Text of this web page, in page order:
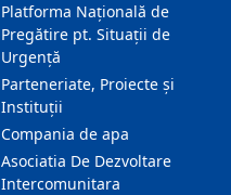
Platforma Națională de
Pregătire pt. Situații de
Urgență
Parteneriate, Proiecte și
Instituții
Compania de apa
Asociatia De Dezvoltare
Intercomunitara